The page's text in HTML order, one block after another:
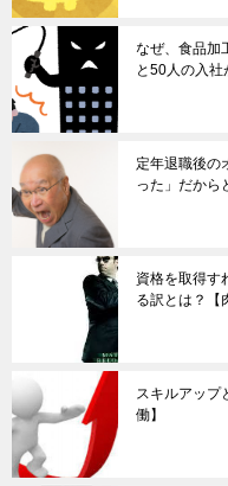
なぜ、食品加
と50人の入社
定年退職後の
った」だから
資格を取得す
る訳とは？【
スキルアップ
働】